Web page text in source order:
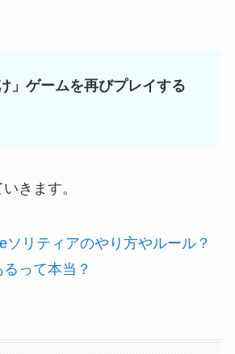
」ゲームを再びプレイする
きます。
ソリティアのやり方やルール？
って本当？